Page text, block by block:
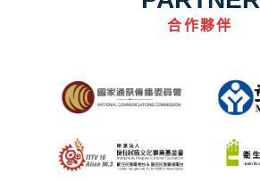
合作夥伴